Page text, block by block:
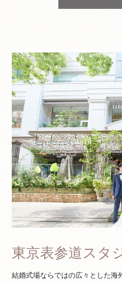
東京表参道スタ
結婚式場ならではの広々とした海